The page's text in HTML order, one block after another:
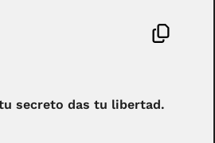
secreto das tu libertad.